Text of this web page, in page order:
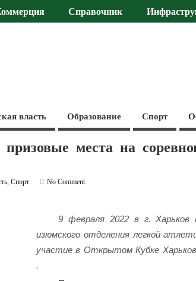
Справочник
власть Образование Спорт
призовые места на
,Спорт
No Comment
9 февраля 2022 в г. Харьков
изюмского отделения легкой
участие в Открытом Кубке
.